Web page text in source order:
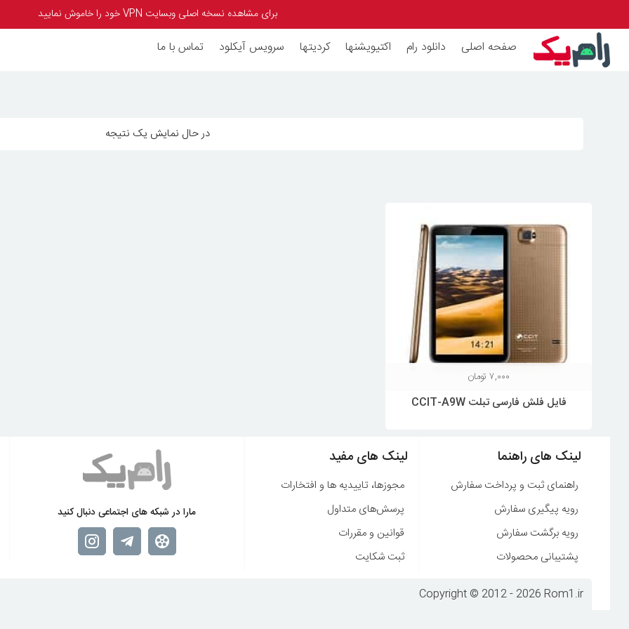
برای مشاهده نسخه اصلی وبسایت VPN خود را خاموش نمایید
صفحه اصلی دانلود رام اکتیویشنها کردیتها سرویس آیکلود تماس با ما
در حال نمایش یک نتیجه
فایل فلش فارسی تبلت CCIT-A9W
۷,۰۰۰ تومان
لینک های راهنما
راهنمای ثبت و پرداخت سفارش
رویه پیگیری سفارش
رویه برگشت سفارش
پشتیبانی محصولات
لینک های مفید
مجوزها، تاییدیه ها و افتخارات
پرسش‌های متداول
قوانین و مقررات
ثبت شکایت
مارا در شبکه های اجتماعی دنبال کنید
Copyright © 2012 - 2026 Rom1.ir